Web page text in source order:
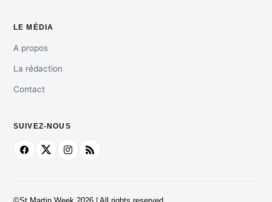
LE MÉDIA
A propos
La rédaction
Contact
SUIVEZ-NOUS
©St Martin Week 2026 | All rights reserved